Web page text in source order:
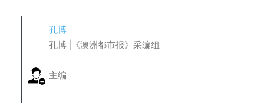
孔博
孔博 |《澳洲都市报》采编组
主编